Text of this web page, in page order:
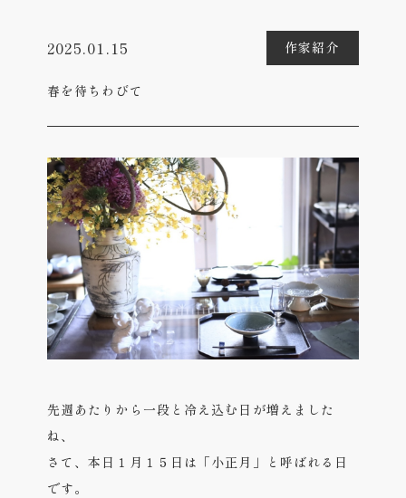
2025.01.15 作家紹介
春を待ちわびて
先週あたりから一段と冷え込む日が増えました
ね、
さて、本日１月１５日は「小正月」と呼ばれる日
です。